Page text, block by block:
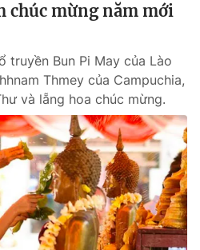
- 024.38 355 932
897 897
chúc mừng năm mới
truyền Bun Pi May của Lào
Thmey của Campuchia,
và lẵng hoa chúc mừng.